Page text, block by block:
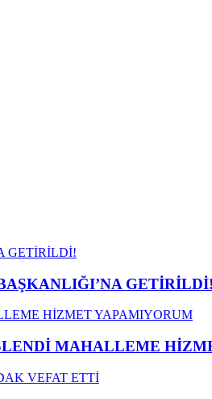
GETİRİLDİ!
MAHALLEME